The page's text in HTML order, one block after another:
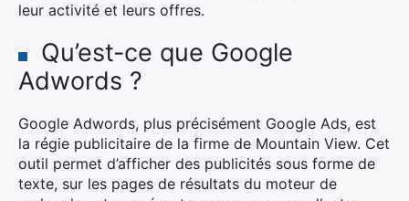
leur activité et leurs offres.
Qu’est-ce que Google
Adwords ?
Google Adwords, plus précisément Google Ads, est
la régie publicitaire de la firme de Mountain View. Cet
outil permet d’afficher des publicités sous forme de
texte, sur les pages de résultats du moteur de